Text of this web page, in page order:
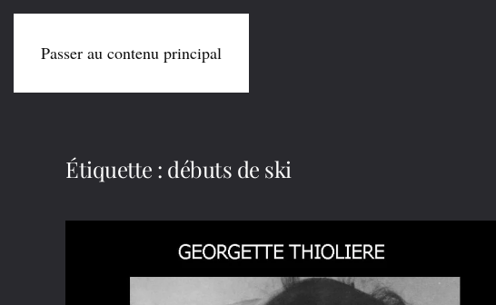
Passer au contenu principal
Étiquette : débuts de ski